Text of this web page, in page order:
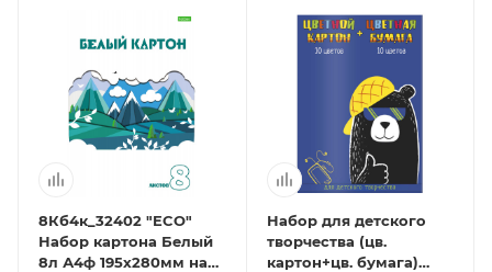
8Кб4к_32402 "ECO"
Набор картона Белый
8л А4ф 195х280мм на
Набор для детского
творчества (цв.
картон+цв. бумага)